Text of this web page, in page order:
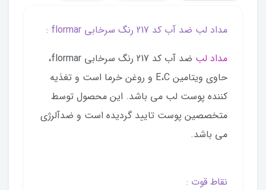
مداد لب ضد آب کد 217 رنگ سرخابی flormar :
مداد لب
ضد آب کد 217 رنگ سرخابی flormar،
حاوی ویتامین E،C و روغن خرما است و تغذیه
کننده پوست لب می باشد. این محصول توسط
متخصصین پوست تایید گردیده است و ضدآلرژی
می باشد.
نقاط قوت :